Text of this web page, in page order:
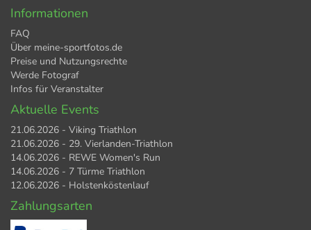
Informationen
FAQ
Über meine-sportfotos.de
Preise und Nutzungsrechte
Werde Fotograf
Infos für Veranstalter
Aktuelle Events
21.06.2026 - Viking Triathlon
21.06.2026 - 29. Vierlanden-Triathlon
14.06.2026 - REWE Women's Run
14.06.2026 - 7 Türme Triathlon
12.06.2026 - Holstenköstenlauf
Zahlungsarten